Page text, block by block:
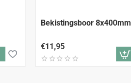
Bekistingsboor 8x400mm
€11,95